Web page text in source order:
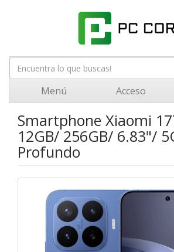
Menú Acceso
Smartphone Xiaomi
12GB/ 256GB/ 6.83"/
Profundo